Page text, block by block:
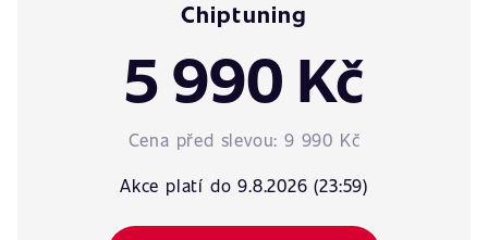
Chiptuning
5 990 Kč
Cena před slevou: 9 990 Kč
Akce platí do 9.8.2026 (23:59)